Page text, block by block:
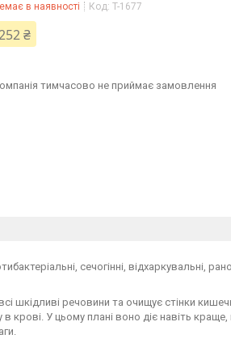
в наявності Код: T-1677
₴
тимчасово не приймає замовлення
сечогінні, відхаркувальні,
шкідливі речовини та очищує стінки
крові. У цьому плані воно діє навіть